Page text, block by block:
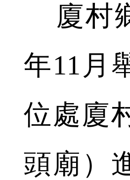
廈村
年11月
位處廈
頭廟）